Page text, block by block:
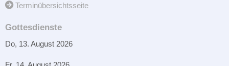
Terminübersichtsseite
Gottesdienste
Do, 13. August 2026